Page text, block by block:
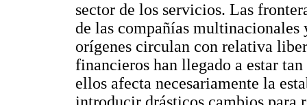
sector de los servicios. Las
de las compañías multinacionales
orígenes circulan con relativa
financieros han llegado a estar
ellos afecta necesariamente la